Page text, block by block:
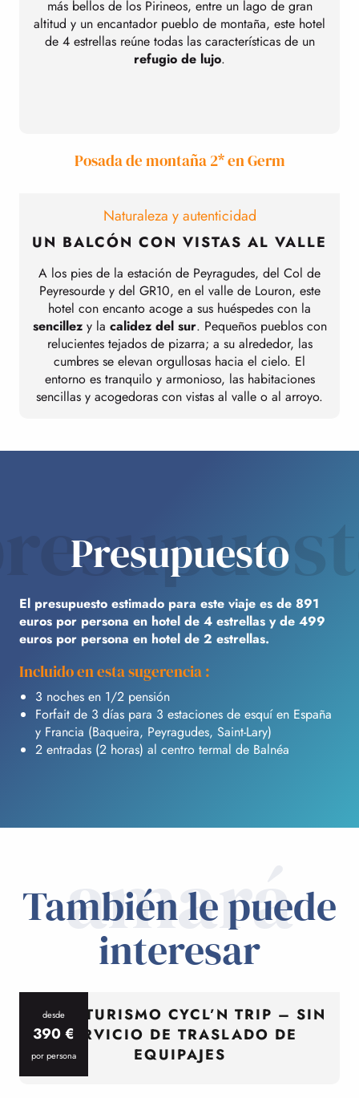
más bellos de los Pirineos, entre un lago de gran
altitud y un encantador pueblo de montaña, este hotel
de 4 estrellas reúne todas las características de un
refugio de lujo.
Posada de montaña 2* en Germ
Naturaleza y autenticidad
UN BALCÓN CON VISTAS AL VALLE
A los pies de la estación de Peyragudes, del Col de
Peyresourde y del GR10, en el valle de Louron, este
hotel con encanto acoge a sus huéspedes con la
sencillezy la calidez del sur. Pequeños pueblos con
relucientes tejados de pizarra; a su alrededor, las
cumbres se elevan orgullosas hacia el cielo. El
entorno es tranquilo y armonioso, las habitaciones
sencillas y acogedoras con vistas al valle o al arroyo.
Presupuesto
El presupuesto estimado para este viaje es de 891
euros por persona en hotel de 4 estrellas y de 499
euros por persona en hotel de 2 estrellas.
Incluido en esta sugerencia :
3 noches en 1/2 pensión
Forfait de 3 días para 3 estaciones de esquí en España
y Francia (Baqueira, Peyragudes, Saint-Lary)
2 entradas (2 horas) al centro termal de Balnéa
amará
También le puede
interesar
desde
390€
por persona
CICLOTURISMO CYCL’N TRIP – SIN
SERVICIO DE TRASLADO DE
EQUIPAJES